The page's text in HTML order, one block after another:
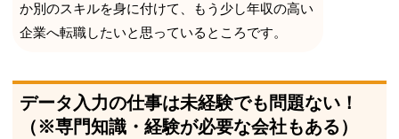
か別のスキルを身に付けて、もう少し年収の高い
企業へ転職したいと思っているところです。
データ入力の仕事は未経験でも問題ない！
（※専門知識・経験が必要な会社もある）